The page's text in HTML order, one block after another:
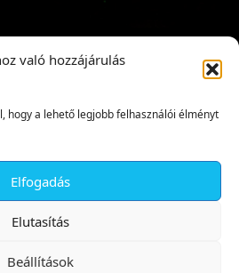
való hozzájárulás
hogy a lehető legjobb felhasználói élményt
Elfogadás
Elutasítás
Beállítások
✕